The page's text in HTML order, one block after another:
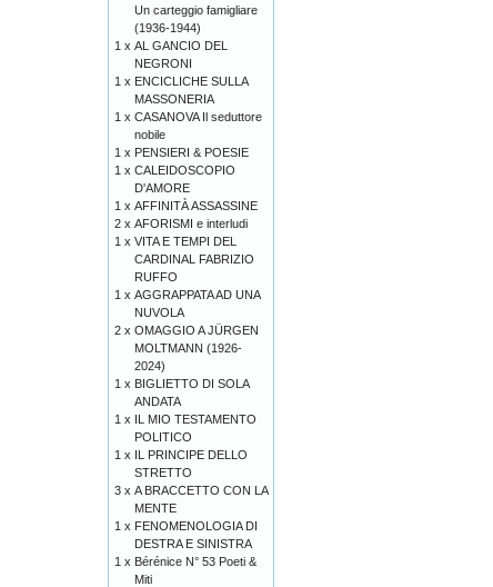
Un carteggio famigliare
(1936-1944)
1 x AL GANCIO DEL
NEGRONI
1 x ENCICLICHE SULLA
MASSONERIA
1 x CASANOVA Il seduttore
nobile
1 x PENSIERI & POESIE
1 x CALEIDOSCOPIO
D'AMORE
1 x AFFINITÀ ASSASSINE
2 x AFORISMI e interludi
1 x VITA E TEMPI DEL
CARDINAL FABRIZIO
RUFFO
1 x AGGRAPPATA AD UNA
NUVOLA
2 x OMAGGIO A JÜRGEN
MOLTMANN (1926-
2024)
1 x BIGLIETTO DI SOLA
ANDATA
1 x IL MIO TESTAMENTO
POLITICO
1 x IL PRINCIPE DELLO
STRETTO
3 x A BRACCETTO CON LA
MENTE
1 x FENOMENOLOGIA DI
DESTRA E SINISTRA
1 x Bérénice N° 53 Poeti &
Miti